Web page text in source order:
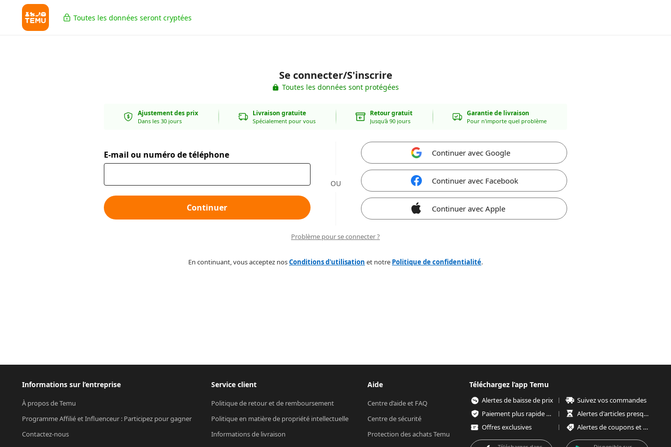
Toutes les données seront cryptées
Se connecter/S'inscrire
Toutes les données sont protégées
Ajustement des prix
Dans les 30 jours
Livraison gratuite
Spécialement pour vous
Retour gratuit
Jusqu'à 90 jours
Garantie de livraison
Pour n'importe quel problème
E-mail ou numéro de téléphone
Continuer
OU
Continuer avec Google
Continuer avec Facebook
Continuer avec Apple
Problème pour se connecter ?
En continuant, vous acceptez nosConditions d'utilisation et notre Politique de confidentialité.
Informations sur l’entreprise
À propos de Temu
Programme Affilié et Influenceur : Participez pour gagner
Contactez-nous
Service client
Politique de retour et de remboursement
Politique en matière de propriété intellectuelle
Informations de livraison
Aide
Centre d’aide et FAQ
Centre de sécurité
Protection des achats Temu
Téléchargez l’app Temu
Alertes de baisse de prix
Suivez vos commandes
Paiement plus rapide et plus sécurisé
Alertes d'articles presque épuisés
Offres exclusives
Alertes de coupons et d'offres